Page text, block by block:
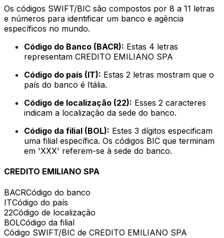
Os códigos SWIFT/BIC são compostos por 8 a 11 letras
e números para identificar um banco e agência
específicos no mundo.
Código do Banco (BACR): Estas 4 letras
representam CREDITO EMILIANO SPA
Código do país (IT): Estas 2 letras mostram que o
país do banco é Itália.
Código de localização (22): Esses 2 caracteres
indicam a localização da sede do banco.
Código da filial (BOL): Estes 3 dígitos especificam
uma filial específica. Os códigos BIC que terminam
em 'XXX' referem-se à sede do banco.
CREDITO EMILIANO SPA
BACRCódigo do banco
ITCódigo do país
22Código de localização
BOLCódigo da filial
Código SWIFT/BIC de CREDITO EMILIANO SPA